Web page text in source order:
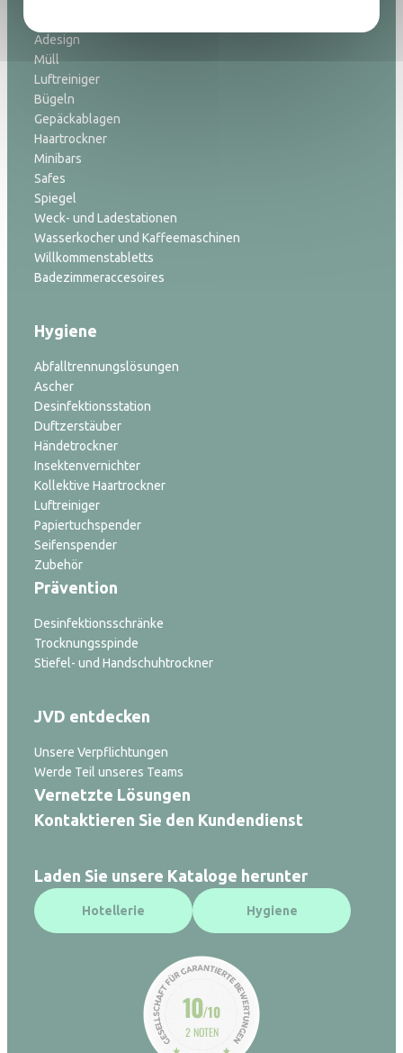
Adesign
Müll
Luftreiniger
Bügeln
Gepäckablagen
Haartrockner
Minibars
Safes
Spiegel
Weck- und Ladestationen
Wasserkocher und Kaffeemaschinen
Willkommenstabletts
Badezimmeraccesoires
Hygiene
Abfalltrennungslösungen
Ascher
Desinfektionsstation
Duftzerstäuber
Händetrockner
Insektenvernichter
Kollektive Haartrockner
Luftreiniger
Papiertuchspender
Seifenspender
Zubehör
Prävention
Desinfektionsschränke
Trocknungsspinde
Stiefel- und Handschuhtrockner
JVD entdecken
Unsere Verpflichtungen
Werde Teil unseres Teams
Vernetzte Lösungen
Kontaktieren Sie den Kundendienst
Laden Sie unsere Kataloge herunter
Hotellerie Hygiene
10/10
2 NOTEN